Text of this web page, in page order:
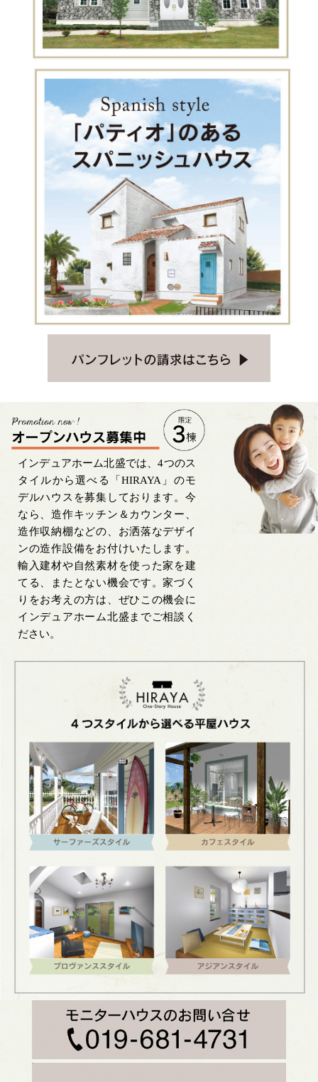
インデュアホーム北盛では、4つのス
タイルから選べる「HIRAYA」のモ
デルハウスを募集しております。今
なら、造作キッチン＆カウンター、
造作収納棚などの、お洒落なデザイ
ンの造作設備をお付けいたします。
輸入建材や自然素材を使った家を建
てる、またとない機会です。家づく
りをお考えの方は、ぜひこの機会に
インデュアホーム北盛までご相談く
ださい。